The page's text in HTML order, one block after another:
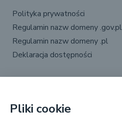
Pliki cookie
Polityka prywatności
Regulamin nazw domeny .gov.pl
Regulamin nazw domeny .pl
Deklaracja dostępności